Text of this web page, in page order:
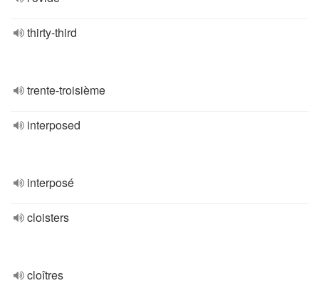
thirty-third
trente-troisième
interposed
interposé
cloisters
cloîtres